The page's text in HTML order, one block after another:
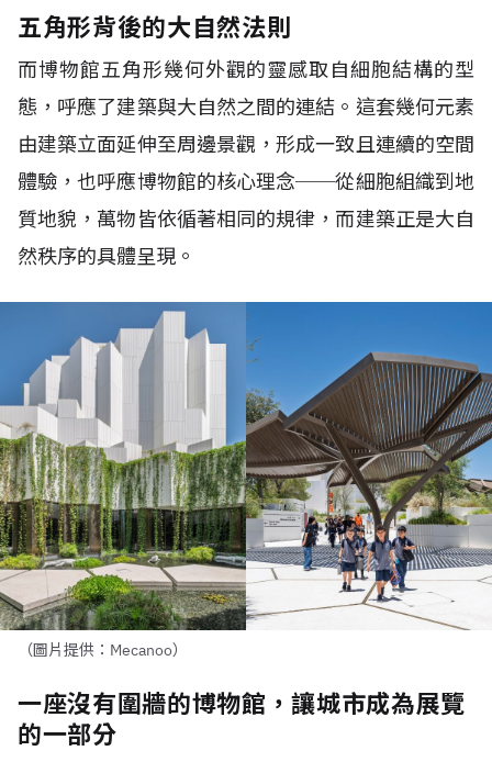
五角形背後的大自然法則
而博物館五角形幾何外觀的靈感取自細胞結構的型
態，呼應了建築與大自然之間的連結。這套幾何元素
由建築立面延伸至周邊景觀，形成一致且連續的空間
體驗，也呼應博物館的核心理念──從細胞組織到地
質地貌，萬物皆依循著相同的規律，而建築正是大自
然秩序的具體呈現。
（圖片提供：Mecanoo）
一座沒有圍牆的博物館，讓城市成為展覽
的一部分